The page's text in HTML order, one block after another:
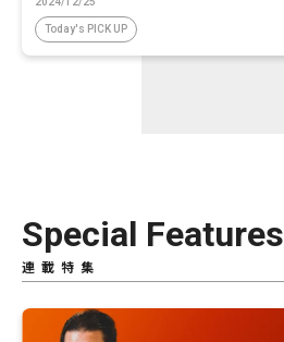
Today's PICK UP
Special Features
連載特集